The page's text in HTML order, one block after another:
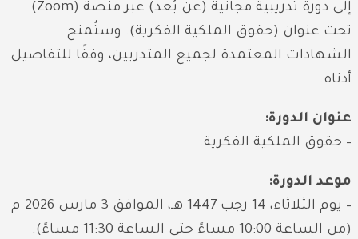
إلى دورة تدريبية مجانية (عن بُعد) عبر منصة (Zoom)
تحت عنوان (حقوق الملكية الفكرية). وستُمنح
الشهادات المعتمدة لجميع المتدربين، وفقًا للتفاصيل
أدناه.
عنوان الدورة:
– حقوق الملكية الفكرية.
موعد الدورة:
– يوم الثلاثاء، 14 رجب 1447 هـ، الموافق 3 مارس 2026 م
(من الساعة 10:00 مساءً حتى الساعة 11:30 مساءً).